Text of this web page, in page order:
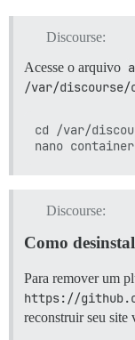
Discourse:
Acesse o arquivo
/var/discourse/
cd /var/
Discourse:
Como
Para remover um
https://
reconstruir seu site